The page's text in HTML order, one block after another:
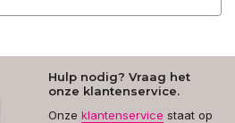
Hulp nodig? Vraag het
onze klantenservice.
Onze klantenservice staat op